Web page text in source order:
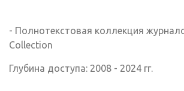
- Полнотекстовая коллекция
Collection
Глубина доступа: 2008 - 2024 гг.